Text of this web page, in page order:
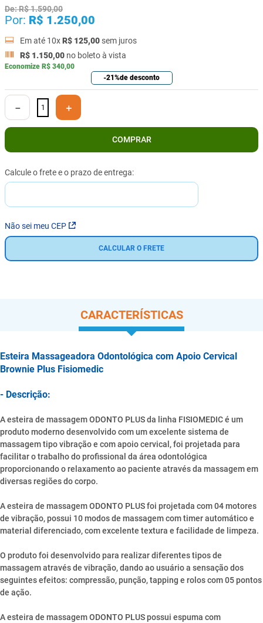
De:R$1.590,00
Por: R$ 1.250,00
Em até 10xR$ 125,00 sem juros
R$ 1.150,00 no boleto à vista
Economize R$ 340,00
-21%de desconto
＋
－
COMPRAR
Não sei meu CEP
CALCULAR O FRETE
CARACTERÍSTICAS
Esteira Massageadora Odontológica com Apoio Cervical
Brownie Plus Fisiomedic
- Descrição:
A esteira de massagem ODONTO PLUS da linha FISIOMEDIC é um
produto moderno desenvolvido com um excelente sistema de
massagem tipo vibração e com apoio cervical, foi projetada para
facilitar o trabalho do profissional da área odontológica
proporcionando o relaxamento ao paciente através da massagem em
diversas regiões do corpo.
A esteira de massagem ODONTO PLUS foi projetada com 04 motores
de vibração, possui 10 modos de massagem com timer automático e
material diferenciado, com excelente textura e facilidade de limpeza.
O produto foi desenvolvido para realizar diferentes tipos de
massagem através de vibração, dando ao usuário a sensação dos
seguintes efeitos: compressão, punção, tapping e rolos com 05 pontos
de ação.
A esteira de massagem ODONTO PLUS possui espuma com